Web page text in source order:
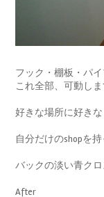
フック・棚板・パイ
これ全部、可動し
好きな場所に好き
自分だけのshopを
バックの淡い青ク
After